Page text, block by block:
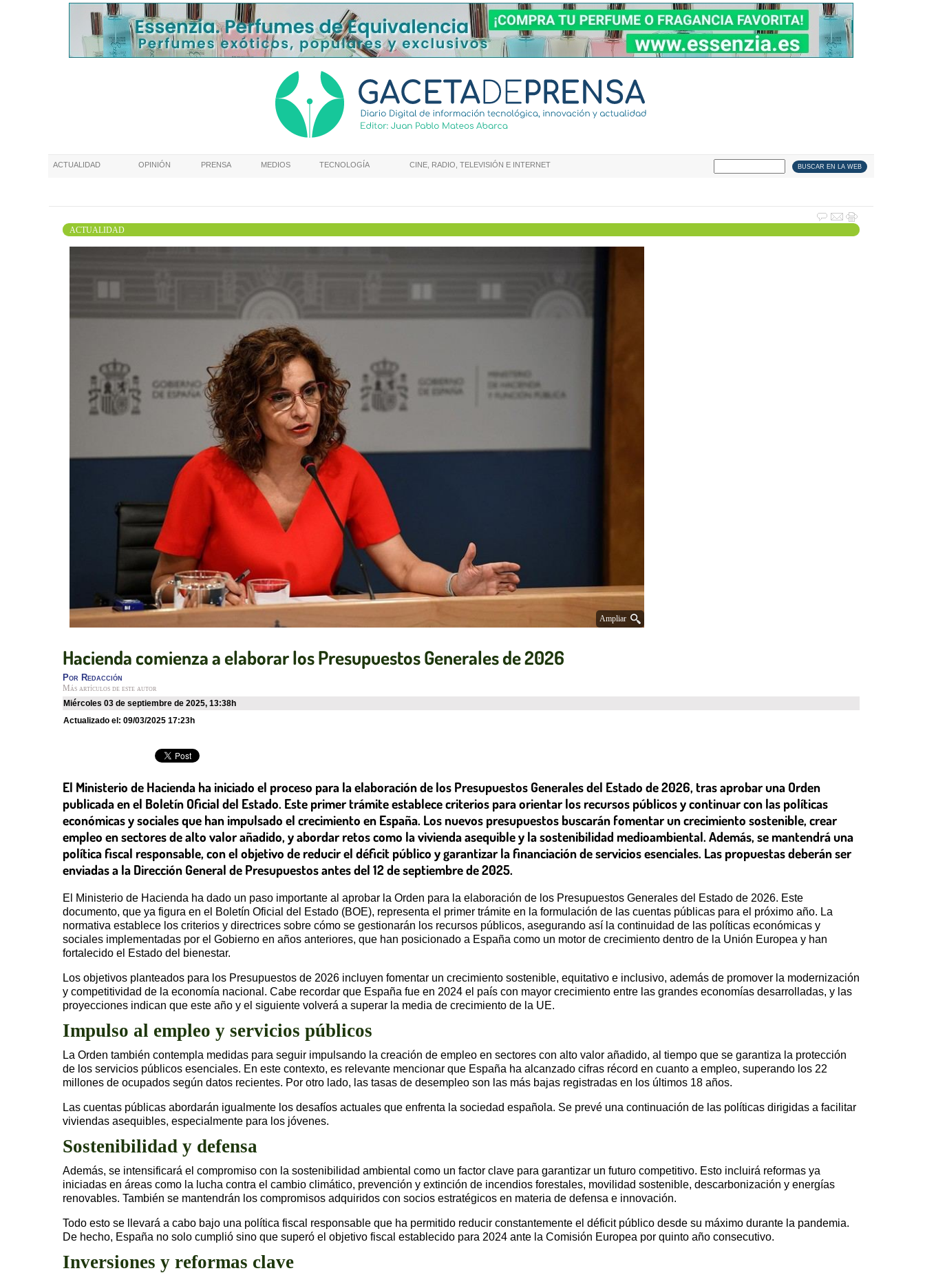
ACTUALIDAD OPINIÓN PRENSA MEDIOS TECNOLOGÍA CINE, RADIO, TELEVISIÓN E INTERNET
ACTUALIDAD
Ampliar
Hacienda comienza a elaborar los Presupuestos Generales de 2026
Por Redacción
Más artículos de este autor
miércoles 03 de septiembre de 2025, 13:38h
Actualizado el: 09/03/2025 17:23h
El Ministerio de Hacienda ha iniciado el proceso para la elaboración de los Presupuestos Generales del Estado de 2026, tras aprobar una Orden
publicada en el Boletín Oficial del Estado. Este primer trámite establece criterios para orientar los recursos públicos y continuar con las políticas
económicas y sociales que han impulsado el crecimiento en España. Los nuevos presupuestos buscarán fomentar un crecimiento sostenible, crear
empleo en sectores de alto valor añadido, y abordar retos como la vivienda asequible y la sostenibilidad medioambiental. Además, se mantendrá una
política fiscal responsable, con el objetivo de reducir el déficit público y garantizar la financiación de servicios esenciales. Las propuestas deberán ser
enviadas a la Dirección General de Presupuestos antes del 12 de septiembre de 2025.
El Ministerio de Hacienda ha dado un paso importante al aprobar la Orden para la elaboración de los Presupuestos Generales del Estado de 2026. Este
documento, que ya figura en el Boletín Oficial del Estado (BOE), representa el primer trámite en la formulación de las cuentas públicas para el próximo año. La
normativa establece los criterios y directrices sobre cómo se gestionarán los recursos públicos, asegurando así la continuidad de las políticas económicas y
sociales implementadas por el Gobierno en años anteriores, que han posicionado a España como un motor de crecimiento dentro de la Unión Europea y han
fortalecido el Estado del bienestar.
Los objetivos planteados para los Presupuestos de 2026 incluyen fomentar un crecimiento sostenible, equitativo e inclusivo, además de promover la modernización
y competitividad de la economía nacional. Cabe recordar que España fue en 2024 el país con mayor crecimiento entre las grandes economías desarrolladas, y las
proyecciones indican que este año y el siguiente volverá a superar la media de crecimiento de la UE.
Impulso al empleo y servicios públicos
La Orden también contempla medidas para seguir impulsando la creación de empleo en sectores con alto valor añadido, al tiempo que se garantiza la protección
de los servicios públicos esenciales. En este contexto, es relevante mencionar que España ha alcanzado cifras récord en cuanto a empleo, superando los 22
millones de ocupados según datos recientes. Por otro lado, las tasas de desempleo son las más bajas registradas en los últimos 18 años.
Las cuentas públicas abordarán igualmente los desafíos actuales que enfrenta la sociedad española. Se prevé una continuación de las políticas dirigidas a facilitar
viviendas asequibles, especialmente para los jóvenes.
Sostenibilidad y defensa
Además, se intensificará el compromiso con la sostenibilidad ambiental como un factor clave para garantizar un futuro competitivo. Esto incluirá reformas ya
iniciadas en áreas como la lucha contra el cambio climático, prevención y extinción de incendios forestales, movilidad sostenible, descarbonización y energías
renovables. También se mantendrán los compromisos adquiridos con socios estratégicos en materia de defensa e innovación.
Todo esto se llevará a cabo bajo una política fiscal responsable que ha permitido reducir constantemente el déficit público desde su máximo durante la pandemia.
De hecho, España no solo cumplió sino que superó el objetivo fiscal establecido para 2024 ante la Comisión Europea por quinto año consecutivo.
Inversiones y reformas clave